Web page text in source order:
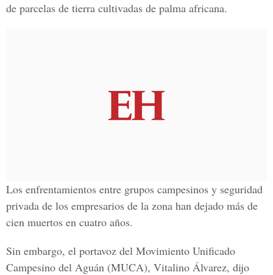
de parcelas de tierra cultivadas de palma africana.
Los enfrentamientos entre grupos campesinos y seguridad
privada de los empresarios de la zona han dejado más de
cien muertos en cuatro años.
Sin embargo, el portavoz del Movimiento Unificado
Campesino del Aguán (MUCA), Vitalino Álvarez, dijo